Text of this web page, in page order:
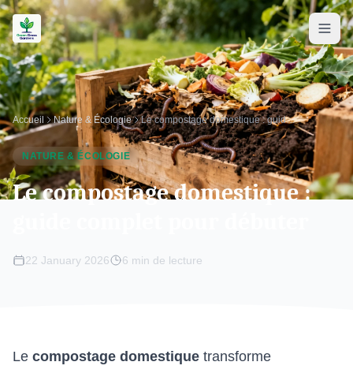
Accueil Nature & Écologie Le compostage domestique : guide complet pour débuter
NATURE & ÉCOLOGIE
Le compostage domestique :
22 January 2026 6 min de lecture
Le compostage domestique transforme